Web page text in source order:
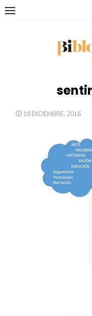
Saltar
PUBLICADO
18 DICIEMBRE, 2016